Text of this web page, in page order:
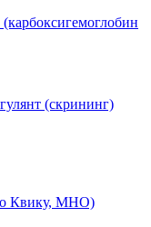
(скрининг)
Квику, МНО)